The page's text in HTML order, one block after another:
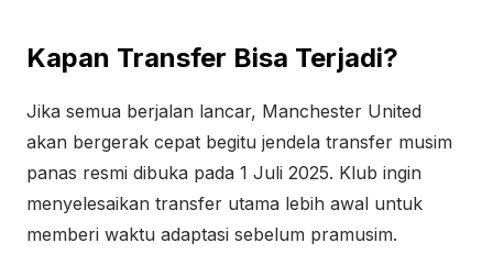
Kapan Transfer Bisa Terjadi?
Jika semua berjalan lancar, Manchester United
akan bergerak cepat begitu jendela transfer musim
panas resmi dibuka pada 1 Juli 2025. Klub ingin
menyelesaikan transfer utama lebih awal untuk
memberi waktu adaptasi sebelum pramusim.